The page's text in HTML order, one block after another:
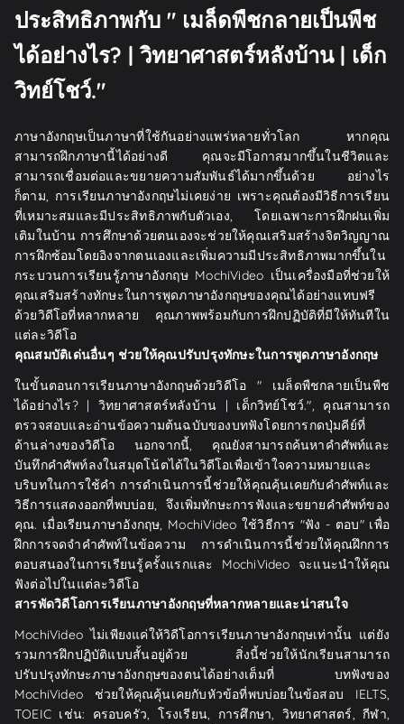
ประสิทธิภาพกับ " เมล็ดพืชกลายเป็นพืช
ได้อย่างไร? | วิทยาศาสตร์หลังบ้าน | เด็ก
วิทย์โชว์."
ภาษาอังกฤษเป็นภาษาที่ใช้กันอย่างแพร่หลายทั่วโลก หากคุณ
สามารถฝึกภาษานี้ได้อย่างดี คุณจะมีโอกาสมากขึ้นในชีวิตและ
สามารถเชื่อมต่อและขยายความสัมพันธ์ได้มากขึ้นด้วย อย่างไร
ก็ตาม, การเรียนภาษาอังกฤษไม่เคยง่าย เพราะคุณต้องมีวิธีการเรียน
ที่เหมาะสมและมีประสิทธิภาพกับตัวเอง, โดยเฉพาะการฝึกฝนเพิ่ม
เติมในบ้าน การศึกษาด้วยตนเองจะช่วยให้คุณเสริมสร้างจิตวิญญาณ
การฝึกซ้อมโดยอิงจากตนเองและเพิ่มความมีประสิทธิภาพมากขึ้นใน
กระบวนการเรียนรู้ภาษาอังกฤษ MochiVideo เป็นเครื่องมือที่ช่วยให้
คุณเสริมสร้างทักษะในการพูดภาษาอังกฤษของคุณได้อย่างแทบฟรี
ด้วยวิดีโอที่หลากหลาย คุณภาพพร้อมกับการฝึกปฏิบัติที่มีให้ทันทีใน
แต่ละวิดีโอ
คุณสมบัติเด่นอื่นๆ ช่วยให้คุณปรับปรุงทักษะในการพูดภาษาอังกฤษ
ในขั้นตอนการเรียนภาษาอังกฤษด้วยวิดีโอ " เมล็ดพืชกลายเป็นพืช
ได้อย่างไร? | วิทยาศาสตร์หลังบ้าน | เด็กวิทย์โชว์.", คุณสามารถ
ตรวจสอบและอ่านข้อความต้นฉบับของบทฟังโดยการกดปุ่มคีย์ที่
ด้านล่างของวิดีโอ นอกจากนี้, คุณยังสามารถค้นหาคำศัพท์และ
บันทึกคำศัพท์ลงในสมุดโน้ตได้ในวิดีโอเพื่อเข้าใจความหมายและ
บริบทในการใช้คำ การดำเนินการนี้ช่วยให้คุณคุ้นเคยกับคำศัพท์และ
วิธีการแสดงออกที่พบบ่อย, จึงเพิ่มทักษะการฟังและขยายคำศัพท์ของ
คุณ. เมื่อเรียนภาษาอังกฤษ, MochiVideo ใช้วิธีการ "ฟัง - ตอบ" เพื่อ
ฝึกการจดจำคำศัพท์ในข้อความ การดำเนินการนี้ช่วยให้คุณฝึกการ
ตอบสนองในการเรียนรู้ครั้งแรกและ MochiVideo จะแนะนำให้คุณ
ฟังต่อไปในแต่ละวิดีโอ
สารพัดวิดีโอการเรียนภาษาอังกฤษที่หลากหลายและน่าสนใจ
MochiVideo ไม่เพียงแค่ให้วิดีโอการเรียนภาษาอังกฤษเท่านั้น แต่ยัง
รวมการฝึกปฏิบัติแบบสั้นอยู่ด้วย สิ่งนี้ช่วยให้นักเรียนสามารถ
ปรับปรุงทักษะภาษาอังกฤษของตนได้อย่างเต็มที่ บทฟังของ
MochiVideo ช่วยให้คุณคุ้นเคยกับหัวข้อที่พบบ่อยในข้อสอบ IELTS,
TOEIC เช่น: ครอบครัว, โรงเรียน, การศึกษา, วิทยาศาสตร์, กีฬา,